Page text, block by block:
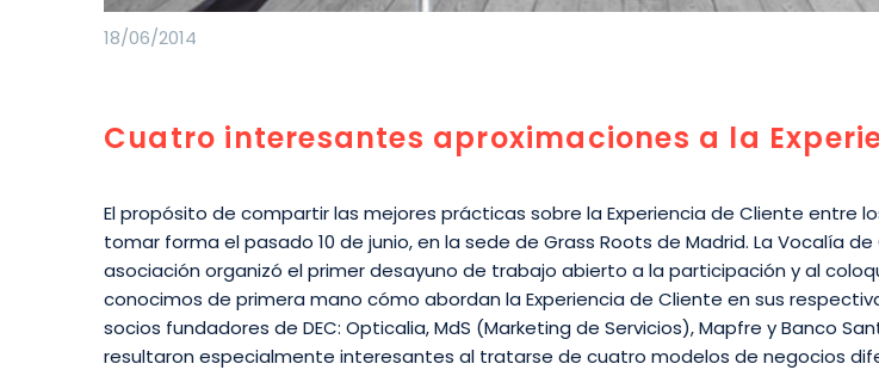
18/06/2014
Cuatro interesantes aproximaciones a la
El propósito de compartir las mejores prácticas sobre la Experiencia de Cliente entre
tomar forma el pasado 10 de junio, en la sede de Grass Roots de Madrid. La Vocalía
asociación organizó el primer desayuno de trabajo abierto a la participación y al
conocimos de primera mano cómo abordan la Experiencia de Cliente en sus
socios fundadores de DEC: Opticalia, MdS (Marketing de Servicios), Mapfre y Banco
resultaron especialmente interesantes al tratarse de cuatro modelos de negocios